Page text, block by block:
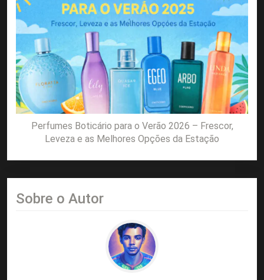
Perfumes Boticário para o Verão 2026 – Frescor,
Leveza e as Melhores Opções da Estação
Sobre o Autor